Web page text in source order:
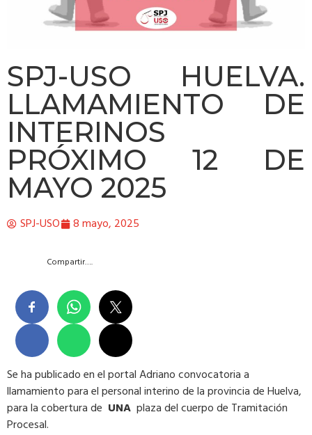
SPJ-USO HUELVA.
LLAMAMIENTO DE
INTERINOS
PRÓXIMO 12 DE
MAYO 2025
SPJ-USO 8 mayo, 2025
Compartir….
Se ha publicado en el portal Adriano convocatoria a
llamamiento para el personal interino de la provincia de Huelva,
para la cobertura de UNA plaza del cuerpo de Tramitación
Procesal.